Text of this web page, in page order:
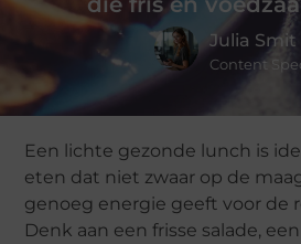
Julia Smit
Content
Een lichte gezonde lunch is
eten dat niet zwaar op de
genoeg energie geeft voor de
Denk aan een frisse salade,